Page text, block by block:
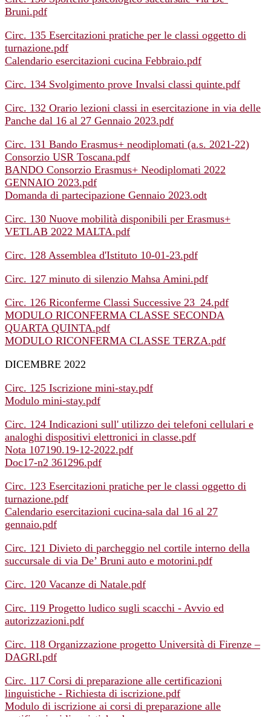
Bruni.pdf
Circ. 135 Esercitazioni pratiche per le classi oggetto di
turnazione.pdf
Calendario esercitazioni cucina Febbraio.pdf
Circ. 134 Svolgimento prove Invalsi classi quinte.pdf
Circ. 132 Orario lezioni classi in esercitazione in via delle
Panche dal 16 al 27 Gennaio 2023.pdf
Circ. 131 Bando Erasmus+ neodiplomati (a.s. 2021-22)
Consorzio USR Toscana.pdf
BANDO Consorzio Erasmus+ Neodiplomati 2022
GENNAIO 2023.pdf
Domanda di partecipazione Gennaio 2023.odt
Circ. 130 Nuove mobilità disponibili per Erasmus+
VETLAB 2022 MALTA.pdf
Circ. 128 Assemblea d'Istituto 10-01-23.pdf
Circ. 127 minuto di silenzio Mahsa Amini.pdf
Circ. 126 Riconferme Classi Successive 23_24.pdf
MODULO RICONFERMA CLASSE SECONDA
QUARTA QUINTA.pdf
MODULO RICONFERMA CLASSE TERZA.pdf
DICEMBRE 2022
Circ. 125 Iscrizione mini-stay.pdf
Modulo mini-stay.pdf
Circ. 124 Indicazioni sull' utilizzo dei telefoni cellulari e
analoghi dispositivi elettronici in classe.pdf
Nota 107190.19-12-2022.pdf
Doc17-n2 361296.pdf
Circ. 123 Esercitazioni pratiche per le classi oggetto di
turnazione.pdf
Calendario esercitazioni cucina-sala dal 16 al 27
gennaio.pdf
Circ. 121 Divieto di parcheggio nel cortile interno della
succursale di via De’ Bruni auto e motorini.pdf
Circ. 120 Vacanze di Natale.pdf
Circ. 119 Progetto ludico sugli scacchi - Avvio ed
autorizzazioni.pdf
Circ. 118 Organizzazione progetto Università di Firenze –
DAGRI.pdf
Circ. 117 Corsi di preparazione alle certificazioni
linguistiche - Richiesta di iscrizione.pdf
Modulo di iscrizione ai corsi di preparazione alle